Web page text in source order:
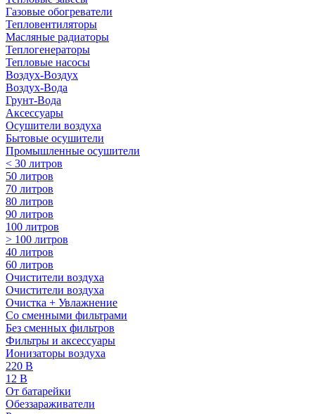
Газовые обогреватели
Тепловентиляторы
Масляные радиаторы
Теплогенераторы
Тепловые насосы
Воздух-Воздух
Воздух-Вода
Грунт-Вода
Аксессуары
Осушители воздуха
Бытовые осушители
Промышленные осушители
< 30 литров
50 литров
70 литров
80 литров
90 литров
100 литров
> 100 литров
40 литров
60 литров
Очистители воздуха
Очистители воздуха
Очистка + Увлажнение
Cо сменными фильтрами
Без сменных фильтров
Фильтры и аксессуары
Ионизаторы воздуха
220 В
12 В
От батарейки
Обеззараживатели